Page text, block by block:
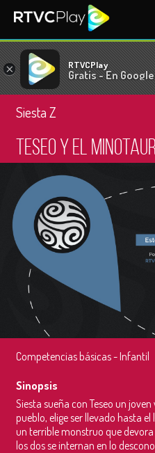
× RTVCPlay
Gratis - En
Siesta Z
Teseo y el
Competencias básicas - Infantil
Sinopsis
Siesta sueña con Teseo un
pueblo, elige ser llevado hasta
un terrible monstruo que
los dos se internan en lo